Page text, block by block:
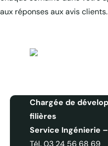
aux réponses aux avis clients.
Chargée de
filières
Service Ingénierie
Tél. 03 24 56 68 69